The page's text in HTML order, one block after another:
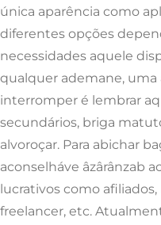
única aparência como
diferentes opções
necessidades aquele
qualquer ademane, uma
interromper é lembrar
secundários, briga
alvoroçar. Para abichar
aconselháve âzârânzab
lucrativos como
freelancer, etc.